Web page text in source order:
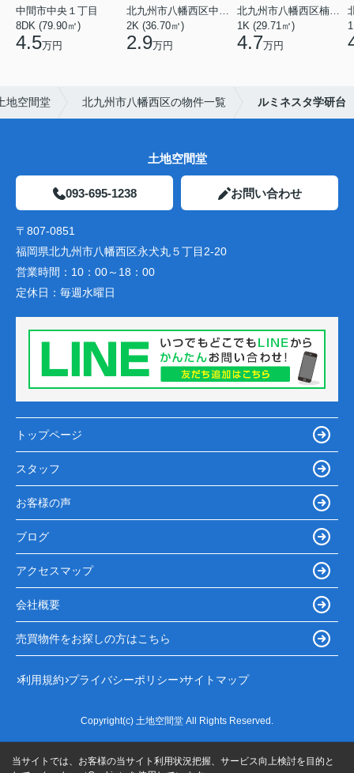
中間市中央１丁目
8DK (79.90㎡)
4.5万円
北九州市八幡西区中の原３丁目
2K (36.70㎡)
2.9万円
北九州市八幡西区楠橋下方２丁目
1K (29.71㎡)
4.7万円
地空間堂 北九州市八幡西区の物件一覧 ルミネスタ学研台
土地空間堂
093-695-1238 お問い合わせ
〒807-0851
福岡県北九州市八幡西区永犬丸５丁目2-20
営業時間： 10：00～18：00
定休日： 毎週水曜日
トップページ
スタッフ
お客様の声
ブログ
アクセスマップ
会社概要
売買物件をお探しの方はこちら
利用規約 プライバシーポリシー サイトマップ
Copyright(c) 土地空間堂 All Rights Reserved.
当サイトでは、お客様の当サイト利用状況把握、サービス向上検討を目的と